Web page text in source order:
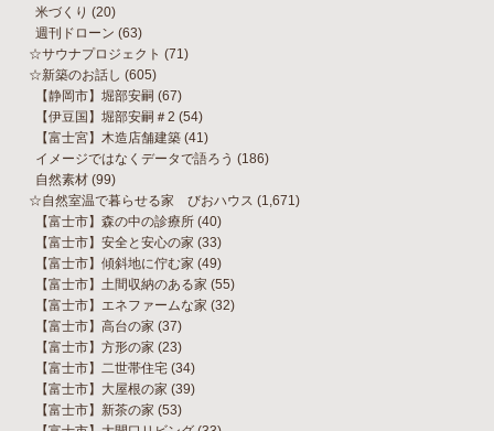
米づくり (20)
週刊ドローン (63)
☆サウナプロジェクト (71)
☆新築のお話し (605)
【静岡市】堀部安嗣 (67)
【伊豆国】堀部安嗣＃2 (54)
【富士宮】木造店舗建築 (41)
イメージではなくデータで語ろう (186)
自然素材 (99)
☆自然室温で暮らせる家 びおハウス (1,671)
【富士市】森の中の診療所 (40)
【富士市】安全と安心の家 (33)
【富士市】傾斜地に佇む家 (49)
【富士市】土間収納のある家 (55)
【富士市】エネファームな家 (32)
【富士市】高台の家 (37)
【富士市】方形の家 (23)
【富士市】二世帯住宅 (34)
【富士市】大屋根の家 (39)
【富士市】新茶の家 (53)